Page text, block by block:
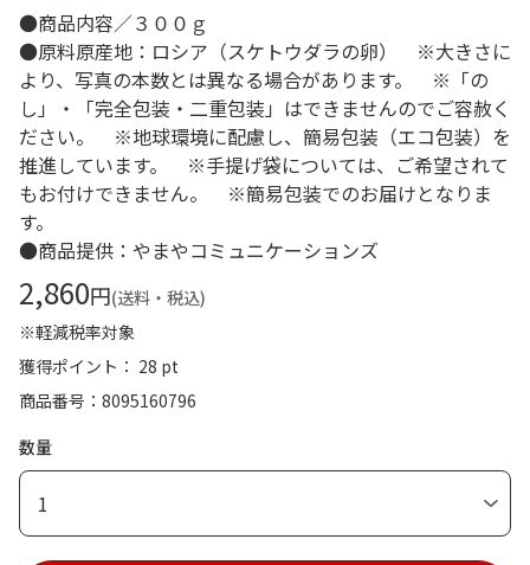
●商品内容／３００ｇ
●原料原産地：ロシア（スケトウダラの卵） ※大きさに
より、写真の本数とは異なる場合があります。 ※「の
し」・「完全包装・二重包装」はできませんのでご容赦く
ださい。 ※地球環境に配慮し、簡易包装（エコ包装）を
推進しています。 ※手提げ袋については、ご希望されて
もお付けできません。 ※簡易包装でのお届けとなりま
す。
●商品提供：やまやコミュニケーションズ
2,860円(送料・税込)
※軽減税率対象
獲得ポイント： 28 pt
商品番号
8095160796
数量
1